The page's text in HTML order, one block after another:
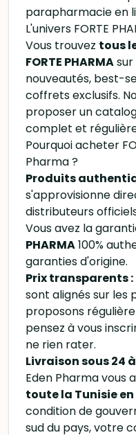
parapharmacie en
L'univers FORTE
Vous trouvez tous
FORTE PHARMA
nouveautés, best-
coffrets exclusifs.
proposer un
complet et
Pourquoi acheter
Pharma ?
Produits
s'approvisionne
distributeurs officiels
Vous avez la
PHARMA100%
garanties d'origine.
Prix transparents :
sont alignés sur les
proposons
pensez à vous
ne rien rater.
Livraison sous 24
Eden Pharma vous
toute la Tunisie en
condition de
sud du pays, votre